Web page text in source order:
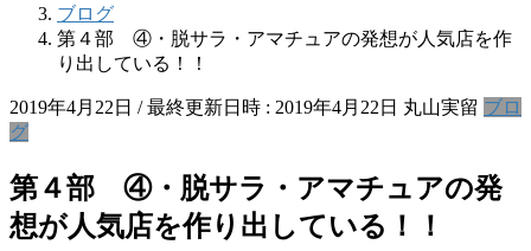
ブログ
第４部 ④・脱サラ・アマチュアの発想が人気店を作
り出している！！
2019年4月22日 / 最終更新日時 : 2019年4月22日 丸山実留 ブロ
グ
第４部 ④・脱サラ・アマチュアの発
想が人気店を作り出している！！